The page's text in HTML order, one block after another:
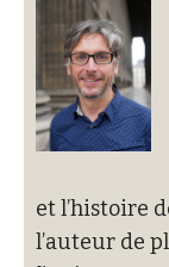
et l’histoire
l’auteur de